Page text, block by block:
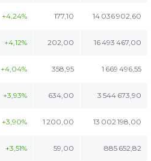
+4,24% 177,10 14 036 902,60
+4,12% 202,00 16 493 467,00
+4,04% 358,95 1 669 496,55
+3,93% 634,00 3 544 673,90
+3,90% 1 200,00 13 002 198,00
+3,51% 59,00 885 652,82